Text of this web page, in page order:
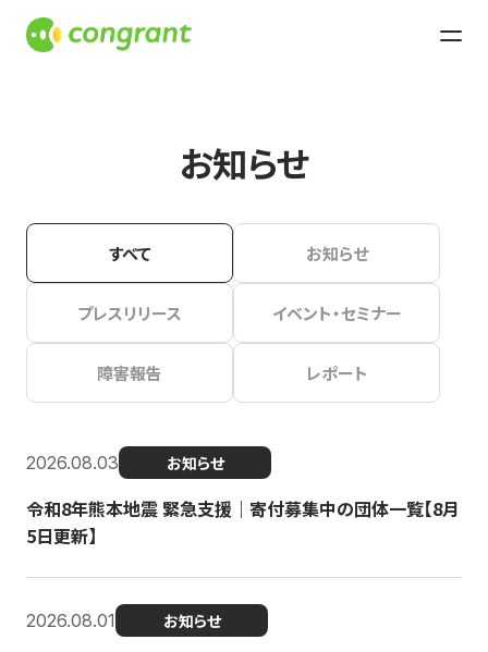
お知らせ
すべて お知らせ
プレスリリース イベント・セミナー
障害報告 レポート
2026.08.03 お知らせ
令和8年熊本地震 緊急支援｜寄付募集中の団体一覧【8月
5日更新】
2026.08.01 お知らせ